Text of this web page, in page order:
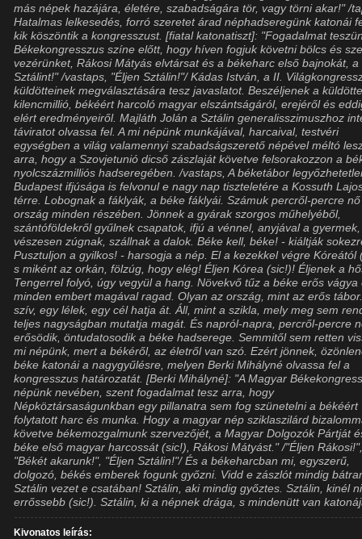
más népek hazájára, életére, szabadságára tör, vagy törni akar!" /
Hatalmas lelkesedés, forró szeretet árad néphadseregünk katonái
kik köszöntik a kongresszust. [fiatal katonatiszt]: "Fogadalmat
Békekongresszus színe előtt, hogy híven fogjuk követni bölcs és
vezérünket, Rákosi Mátyás elvtársat és a békeharc első bajnokát, a
Sztálint!" /vastaps, "Éljen Sztálin!"/ Kádas István, a II.
küldötteinek megválasztására tesz javaslatot. Beszéljenek a
kilencmillió, békéért harcoló magyar elszántságáról, erejéről és
elért eredményeiről. Majláth Jolán a Sztálin generalisszimuszhoz
táviratot olvassa fel. A mi népünk munkájával, harcaival, testvéri
egységben a világ valamennyi szabadságszerető népével méltó
arra, hogy a Szovjetunió dicső zászlaját követve felsorakozzon a
nyolcszázmilliós hadseregében. /vastaps, A béketábor
Budapest ifjúsága is felvonul e nagy nap tiszteletére a Kossuth
térre. Lobognak a fáklyák, a béke fáklyái. Számuk percről-percre
ország minden részében. Jönnek a gyárak szorgos műhelyéből,
szántóföldekről gyűlnek csapatok, ifjú a vénnel, anyjával a
vészesen zúgnak, szállnak a dalok. Béke kell, béke! - kiáltják
Pusztuljon a gyilkos! - harsogja a nép. El a kezekkel végre Kóreától
s miként az orkán, fölzúg, hogy elég! Éljen Kórea (sic!)! Éljenek a
Tengerrel folyó, úgy vegyül a hang. Növekvő tűz a béke erős vágya
minden embert magával ragad. Olyan az ország, mint az erős
szív, egy lélek, egy cél hatja át. Áll, mint a szikla, mely meg sem
teljes nagyságban mutatja magát. És napról-napra, percről-percre
erősödik, öntudatosodik a béke hadserege. Semmitől sem retten
mi népünk, mert a békéről, az életről van szó. Ezért jönnek,
béke katonái a nagygyűlésre, melyen Berki Mihályné olvassa fel a
kongresszus határozatát. [Berki Mihályné]: "A Magyar
népünk nevében, szent fogadalmat tesz arra, hogy
Népköztársaságunkban egy pillanatra sem fog szünetelni a békéért
folytatott harc és munka. Hogy a magyar nép sziklaszilárd
követve békemozgalmunk szervezőjét, a Magyar Dolgozók Pártját
béke első magyar harcossát (sic!), Rákosi Mátyást." /"Éljen
"Békét akarunk!", "Éljen Sztálin!"/ És a békeharcban mi, egyszerű,
dolgozó, békés emberek fogunk győzni. Vidd e zászlót mindig
Sztálin vezet e csatában! Sztálin, aki mindig győztes. Sztálin, kinél
errőssebb (sic!). Sztálin, ki a népnek drága, s mindenütt van
Kivonatos leírás: